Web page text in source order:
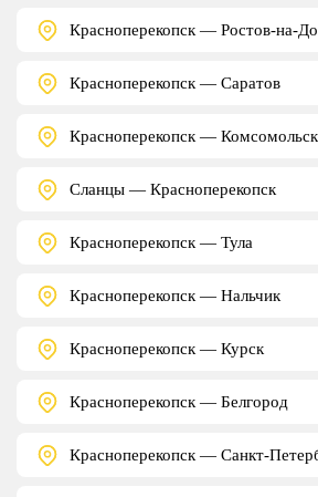
Красноперекопск — Ростов-на-
Красноперекопск — Саратов
Красноперекопск —
Сланцы — Красноперекопск
Красноперекопск — Тула
Красноперекопск — Нальчик
Красноперекопск — Курск
Красноперекопск — Белгород
Красноперекопск — Санкт-